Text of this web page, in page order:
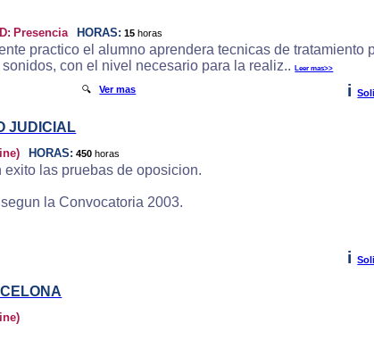
Presencia HORAS: 15 horas
practico el alumno aprendera tecnicas de tratamiento
con el nivel necesario para la realiz..Leer mas>>
🔍Ver mas i
JUDICIAL
HORAS: 450 horas
las pruebas de oposicion.
la Convocatoria 2003.
i